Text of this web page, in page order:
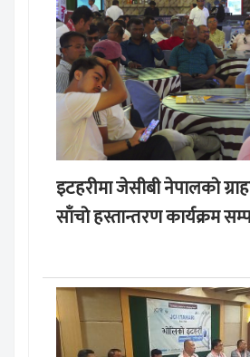
इटहरीमा जेसीबी नेपालको
साँचो हस्तान्तरण कार्यक्रम